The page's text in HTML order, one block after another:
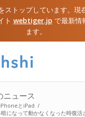
ストップしています。現
ト webtiger.jp で最新情
ます。
ニュース
iPhoneとiPad /
になって動かなくなった時復活